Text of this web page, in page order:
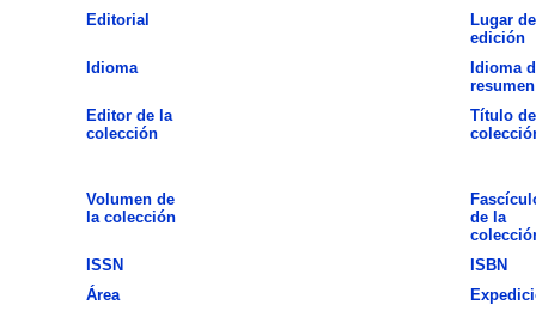
Editorial
Lugar de
edición
Idioma
Idioma
resumen
Editor de la
colección
Título
Volumen de
la colección
de la
ISSN
ISBN
Área